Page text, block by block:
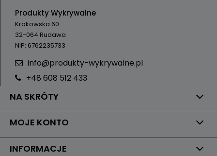
NA SKRÓTY
MOJE KONTO
INFORMACJE
Produkty Wykrywalne
Krakowska 60
32-064 Rudawa
NIP: 6762235733
info@produkty-wykrywalne.pl
+48 608 512 433